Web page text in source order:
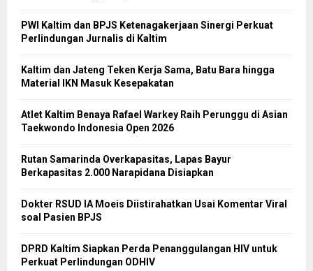
PWI Kaltim dan BPJS Ketenagakerjaan Sinergi Perkuat
Perlindungan Jurnalis di Kaltim
Kaltim dan Jateng Teken Kerja Sama, Batu Bara hingga
Material IKN Masuk Kesepakatan
Atlet Kaltim Benaya Rafael Warkey Raih Perunggu di Asian
Taekwondo Indonesia Open 2026
Rutan Samarinda Overkapasitas, Lapas Bayur
Berkapasitas 2.000 Narapidana Disiapkan
Dokter RSUD IA Moeis Diistirahatkan Usai Komentar Viral
soal Pasien BPJS
DPRD Kaltim Siapkan Perda Penanggulangan HIV untuk
Perkuat Perlindungan ODHIV